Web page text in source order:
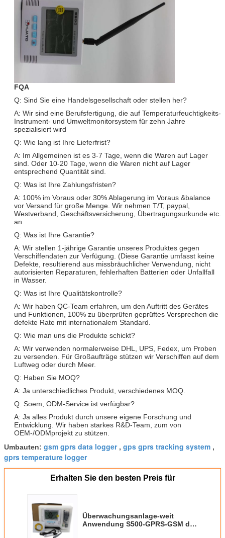
FQA
Q: Sind Sie eine Handelsgesellschaft oder stellen her?
A: Wir sind eine Berufsfertigung, die auf Temperaturfeuchtigkeits-
Instrument- und Umweltmonitorsystem für zehn Jahre
spezialisiert wird
Q: Wie lang ist Ihre Lieferfrist?
A: Im Allgemeinen ist es 3-7 Tage, wenn die Waren auf Lager
sind. Oder 10-20 Tage, wenn die Waren nicht auf Lager
entsprechend Quantität sind.
Q: Was ist Ihre Zahlungsfristen?
A: 100% im Voraus oder 30% Ablagerung im Voraus &balance
vor Versand für große Menge. Wir nehmen T/T, paypal,
Westverband, Geschäftsversicherung, Übertragungsurkunde etc.
an.
Q: Was ist Ihre Garantie?
A: Wir stellen 1-jährige Garantie unseres Produktes gegen
Verschiffendaten zur Verfügung. (Diese Garantie umfasst keine
Defekte, resultierend aus missbräuchlicher Verwendung, nicht
autorisierten Reparaturen, fehlerhaften Batterien oder Unfallfall
in Wasser.
Q: Was ist Ihre Qualitätskontrolle?
A: Wir haben QC-Team erfahren, um den Auftritt des Gerätes
und Funktionen, 100% zu überprüfen geprüftes Versprechen die
defekte Rate mit internationalem Standard.
Q: Wie man uns die Produkte schickt?
A: Wir verwenden normalerweise DHL, UPS, Fedex, um Proben
zu versenden. Für Großaufträge stützen wir Verschiffen auf dem
Luftweg oder durch Meer.
Q: Haben Sie MOQ?
A: Ja unterschiedliches Produkt, verschiedenes MOQ.
Q: Soem, ODM-Service ist verfügbar?
A: Ja alles Produkt durch unsere eigene Forschung und
Entwicklung. Wir haben starkes R&D-Team, zum von
OEM-/ODMprojekt zu stützen.
Umbauten: gsm gprs data logger, gps gprs tracking system ,
gprs temperature logger
Erhalten Sie den besten Preis für
Überwachungsanlage-weit
Anwendung S500-GPRS-GSM des